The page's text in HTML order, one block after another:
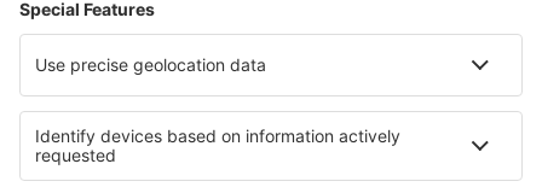
Země
Mezinárodní web-stránky
eSky.eu eSky.com eDestinos.com